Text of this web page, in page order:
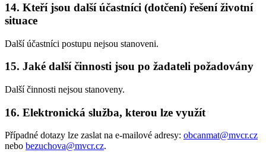
14. Kteří jsou další účastníci (dotčení) řešení životní
situace
Další účastníci postupu nejsou stanoveni.
15. Jaké další činnosti jsou po žadateli požadovány
Další činnosti nejsou stanoveny.
16. Elektronická služba, kterou lze využít
Případné dotazy lze zaslat na e-mailové adresy: obcanmat@mvcr.cz
nebo bezuchova@mvcr.cz.